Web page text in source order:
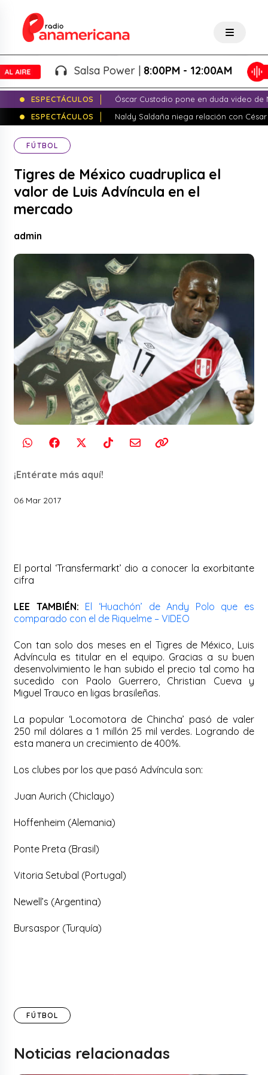
Salsa Power |8:00PM - 12:00AM
ESPECTÁCULOS
Óscar Custodio pone en duda video de
ESPECTÁCULOS
Naldy Saldaña niega relación con
FÚTBOL
Tigres de México cuadruplica el
valor de Luis Advíncula en el
mercado
admin
¡Entérate más aquí!
06 Mar 2017
El portal ‘Transfermarkt’ dio a conocer la exorbitante
cifra
LEE TAMBIÉN: El ‘Huachón’ de Andy Polo que es
comparado con el de Riquelme – VIDEO
Con tan solo dos meses en el Tigres de México, Luis
Advíncula es titular en el equipo. Gracias a su buen
desenvolvimiento le han subido el precio tal como ha
sucedido con Paolo Guerrero, Christian Cueva y
Miguel Trauco en ligas brasileñas.
La popular ‘Locomotora de Chincha’ pasó de valer
250 mil dólares a 1 millón 25 mil verdes. Logrando de
esta manera un crecimiento de 400%.
Los clubes por los que pasó Advíncula son:
Juan Aurich (Chiclayo)
Hoffenheim (Alemania)
Ponte Preta (Brasil)
Vitoria Setubal (Portugal)
Newell’s (Argentina)
Bursaspor (Turquía)
FÚTBOL
Noticias relacionadas